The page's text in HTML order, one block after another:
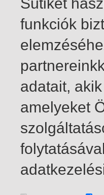
1-3 / insgesamt 3 Treffer
funkciók
adatait,
amelyeket